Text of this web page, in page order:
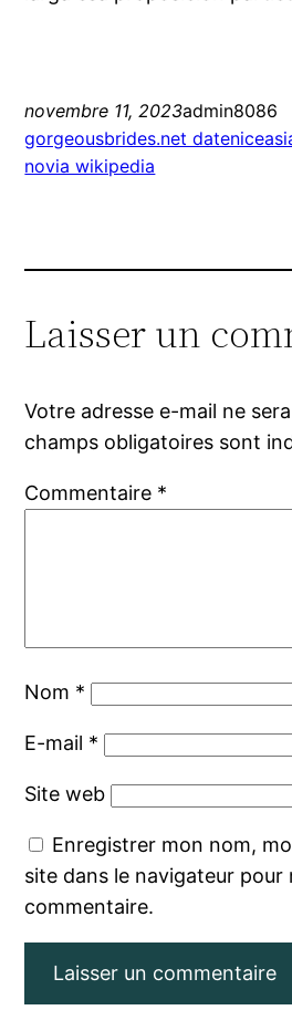
novembre 11, 2023admin8086
gorgeousbrides.net
novia wikipedia
Laisser un
Votre adresse e-mail ne
champs obligatoires sont
Commentaire *
Nom *
E-mail *
Site web
Enregistrer mon nom,
site dans le navigateur pour
commentaire.